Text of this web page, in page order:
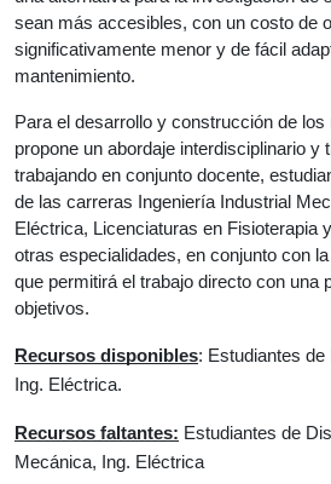
sean más accesibles, con un costo de
significativamente menor y de fácil
mantenimiento.
Para el desarrollo y construcción de
propone un abordaje interdisciplinario y
trabajando en conjunto docente,
de las carreras Ingeniería Industrial
Eléctrica, Licenciaturas en Fisioterapia
otras especialidades, en conjunto con
que permitirá el trabajo directo con una
objetivos.
Recursos disponibles: Estudiantes
Ing. Eléctrica.
Recursos faltantes: Estudiantes de
Mecánica, Ing. Eléctrica